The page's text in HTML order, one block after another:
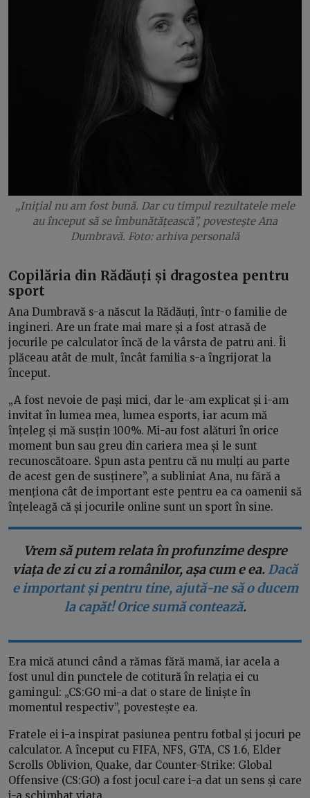
„Inițial nu am fost bună. Dar cu timpul rezultatele mele
au început să se îmbunătățească”, povestește Ana
Dumbravă. Foto: arhiva personală
Copilăria din Rădăuți și dragostea pentru
sport
Ana Dumbravă s-a născut la Rădăuți, într-o familie de
ingineri. Are un frate mai mare și a fost atrasă de
jocurile pe calculator încă de la vârsta de patru ani. Îi
plăceau atât de mult, încât familia s-a îngrijorat la
început.
„A fost nevoie de pași mici, dar le-am explicat și i-am
invitat în lumea mea, lumea esports, iar acum mă
înțeleg și mă susțin 100%. Mi-au fost alături în orice
moment bun sau greu din cariera mea și le sunt
recunoscătoare. Spun asta pentru că nu mulți au parte
de acest gen de susținere”, a subliniat Ana, nu fără a
menționa cât de important este pentru ea ca oamenii să
înțeleagă că și jocurile online sunt un sport în sine.
Vrem să putem relata în profunzime despre
viața de zi cu zi a românilor, așa cum e ea. Dacă
e important și pentru tine, ajută-ne să o ducem
la capăt! Orice sumă contează.
Era mică atunci când a rămas fără mamă, iar acela a
fost unul din punctele de cotitură în relația ei cu
gamingul: „CS:GO mi-a dat o stare de liniște în
momentul respectiv”, povestește ea.
Fratele ei i-a inspirat pasiunea pentru fotbal și jocuri pe
calculator. A început cu FIFA, NFS, GTA, CS 1.6, Elder
Scrolls Oblivion, Quake, dar Counter-Strike: Global
Offensive (CS:GO) a fost jocul care i-a dat un sens și care